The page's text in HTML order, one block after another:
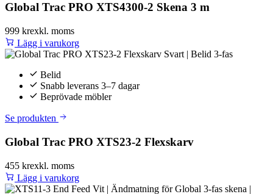
Global Trac PRO XTS4300-2 Skena 3 m
999 krexkl. moms
Lägg i varukorg
Belid
Snabb leverans 3–7 dagar
Beprövade möbler
Se produkten
Global Trac PRO XTS23-2 Flexskarv
455 krexkl. moms
Lägg i varukorg